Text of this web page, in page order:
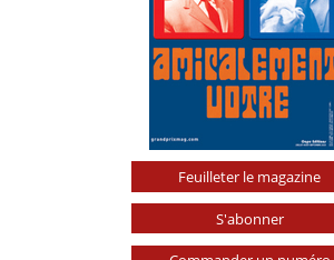
Feuilleter le magazine
S'abonner